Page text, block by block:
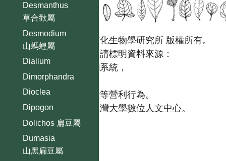
Desmanthus
草合歡屬
Desmodium
山螞蝗屬
Dialium
Dimorphandra
Dioclea
Dipogon
Dolichos 扁豆屬
Dumasia
山黑扁豆屬
國立台灣大學生態學與演化生物學研究所 版權所有。
歡迎引用本網站資料，並請標明資料來源：
【台灣植物資訊整合查詢系統，
https://tai2.ntu.edu.tw。】
且不得有收取資料查詢費等營利行為。
如需商業使用，請聯繫
台灣大學數位人文中心。